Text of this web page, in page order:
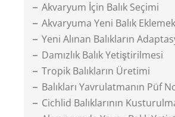
Akvaryum İçin Balık Seçimi
Akvaryuma Yeni Balık Eklemek
Yeni Alınan Balıkların
Damızlık Balık Yetiştirilmesi
Tropik Balıkların Üretimi
Balıkları Yavrulatmanın Püf
Cichlid Balıklarının